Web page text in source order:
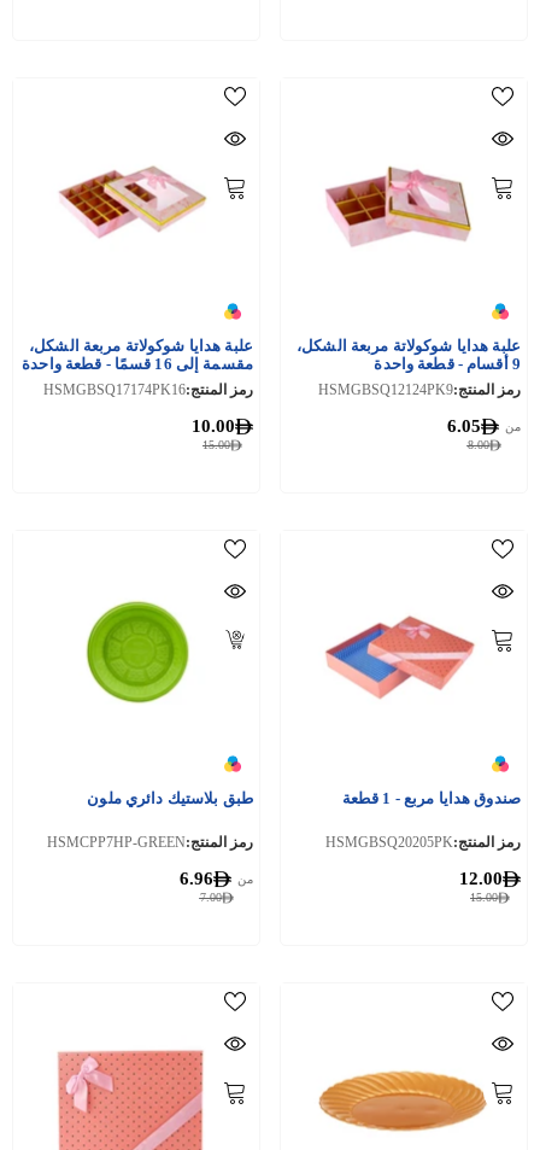
علبة هدايا شوكولاتة مربعة الشكل،
9 أقسام - قطعة واحدة
رمز المنتج:HSMGBSQ12124PK9
8.00
من 6.05
علبة هدايا شوكولاتة مربعة الشكل،
مقسمة إلى 16 قسمًا - قطعة واحدة
رمز المنتج:HSMGBSQ17174PK16
15.00
10.00
صندوق هدايا مربع - 1 قطعة
رمز المنتج:HSMGBSQ20205PK
15.00
12.00
طبق بلاستيك دائري ملون
رمز المنتج:HSMCPP7HP-GREEN
7.00
من 6.96